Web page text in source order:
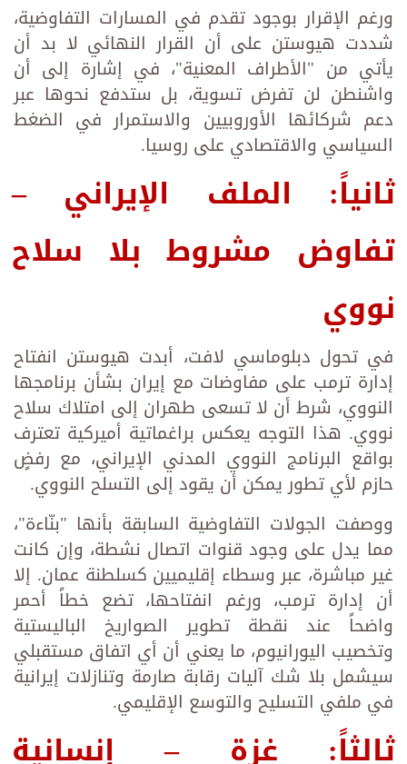
ورغم الإقرار بوجود تقدم في المسارات التفاوضية،
شددت هيوستن على أن القرار النهائي لا بد أن
يأتي من "الأطراف المعنية"، في إشارة إلى أن
واشنطن لن تفرض تسوية، بل ستدفع نحوها عبر
دعم شركائها الأوروبيين والاستمرار في الضغط
السياسي والاقتصادي على روسيا.
ثانياً: الملف الإيراني –
تفاوض مشروط بلا سلاح
نووي
في تحول دبلوماسي لافت، أبدت هيوستن انفتاح
إدارة ترمب على مفاوضات مع إيران بشأن برنامجها
النووي، شرط أن لا تسعى طهران إلى امتلاك سلاح
نووي. هذا التوجه يعكس براغماتية أميركية تعترف
بواقع البرنامج النووي المدني الإيراني، مع رفضٍ
حازم لأي تطور يمكن أن يقود إلى التسلح النووي.
ووصفت الجولات التفاوضية السابقة بأنها "بنّاءة"،
مما يدل على وجود قنوات اتصال نشطة، وإن كانت
غير مباشرة، عبر وسطاء إقليميين كسلطنة عمان. إلا
أن إدارة ترمب، ورغم انفتاحها، تضع خطاً أحمر
واضحاً عند نقطة تطوير الصواريخ الباليستية
وتخصيب اليورانيوم، ما يعني أن أي اتفاق مستقبلي
سيشمل بلا شك آليات رقابة صارمة وتنازلات إيرانية
في ملفي التسليح والتوسع الإقليمي.
ثالثاً: غزة – إنسانية